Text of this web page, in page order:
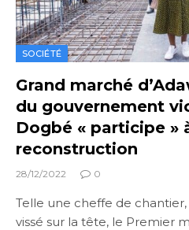
SOCIÉTÉ
Grand marché
du gouvernement
Dogbé « participe »
reconstruction
28/12/2022 0
Telle une cheffe de
vissé sur la tête, le Premier